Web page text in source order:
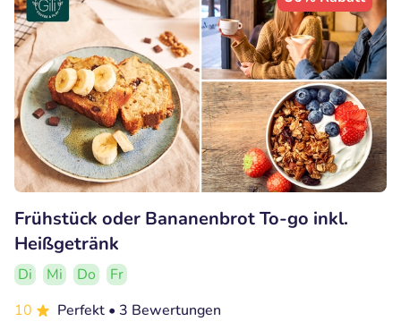
Frühstück oder Bananenbrot To-go inkl.
Heißgetränk
Di Mi Do
Fr
10
Perfekt • 3 Bewertungen